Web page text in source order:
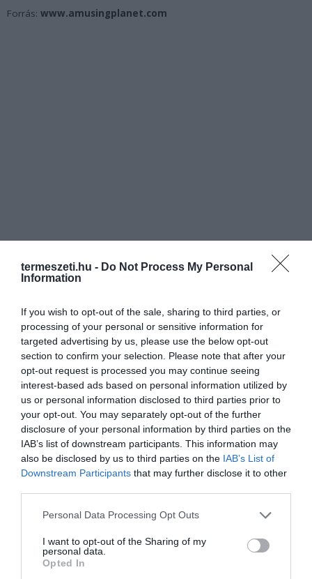
termeszeti.hu - Do Not Process My Personal
Information
If you wish to opt-out of the sale, sharing to third parties, or
processing of your personal or sensitive information for
targeted advertising by us, please use the below opt-out
section to confirm your selection. Please note that after your
opt-out request is processed you may continue seeing
interest-based ads based on personal information utilized by
us or personal information disclosed to third parties prior to
your opt-out. You may separately opt-out of the further
disclosure of your personal information by third parties on the
IAB’s list of downstream participants. This information may
also be disclosed by us to third parties on the IAB’s List of
Downstream Participants that may further disclose it to other
Please note that this website/app uses one or more Google
not limited to your visit or usage behaviour. You may click to
grant or deny consent to Google and its third-party tags to
use your data for below specified purposes in below Google
Personal Data Processing Opt Outs
I want to opt-out of the Sharing of my
personal data.
Opted In
Forrás: www.amusingplanet.com